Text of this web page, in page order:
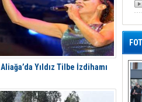
Aliağa’da Yıldız Tilbe İzdihamı